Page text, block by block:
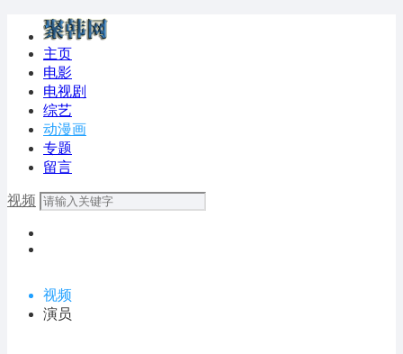
主页
电影
电视剧
综艺
动漫画
专题
留言
视频
视频
演员